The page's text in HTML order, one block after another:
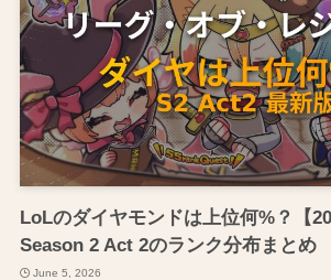
LoLのダイヤモンドは上位何%？【
Season 2 Act 2のランク分布まとめ
June 5, 2026